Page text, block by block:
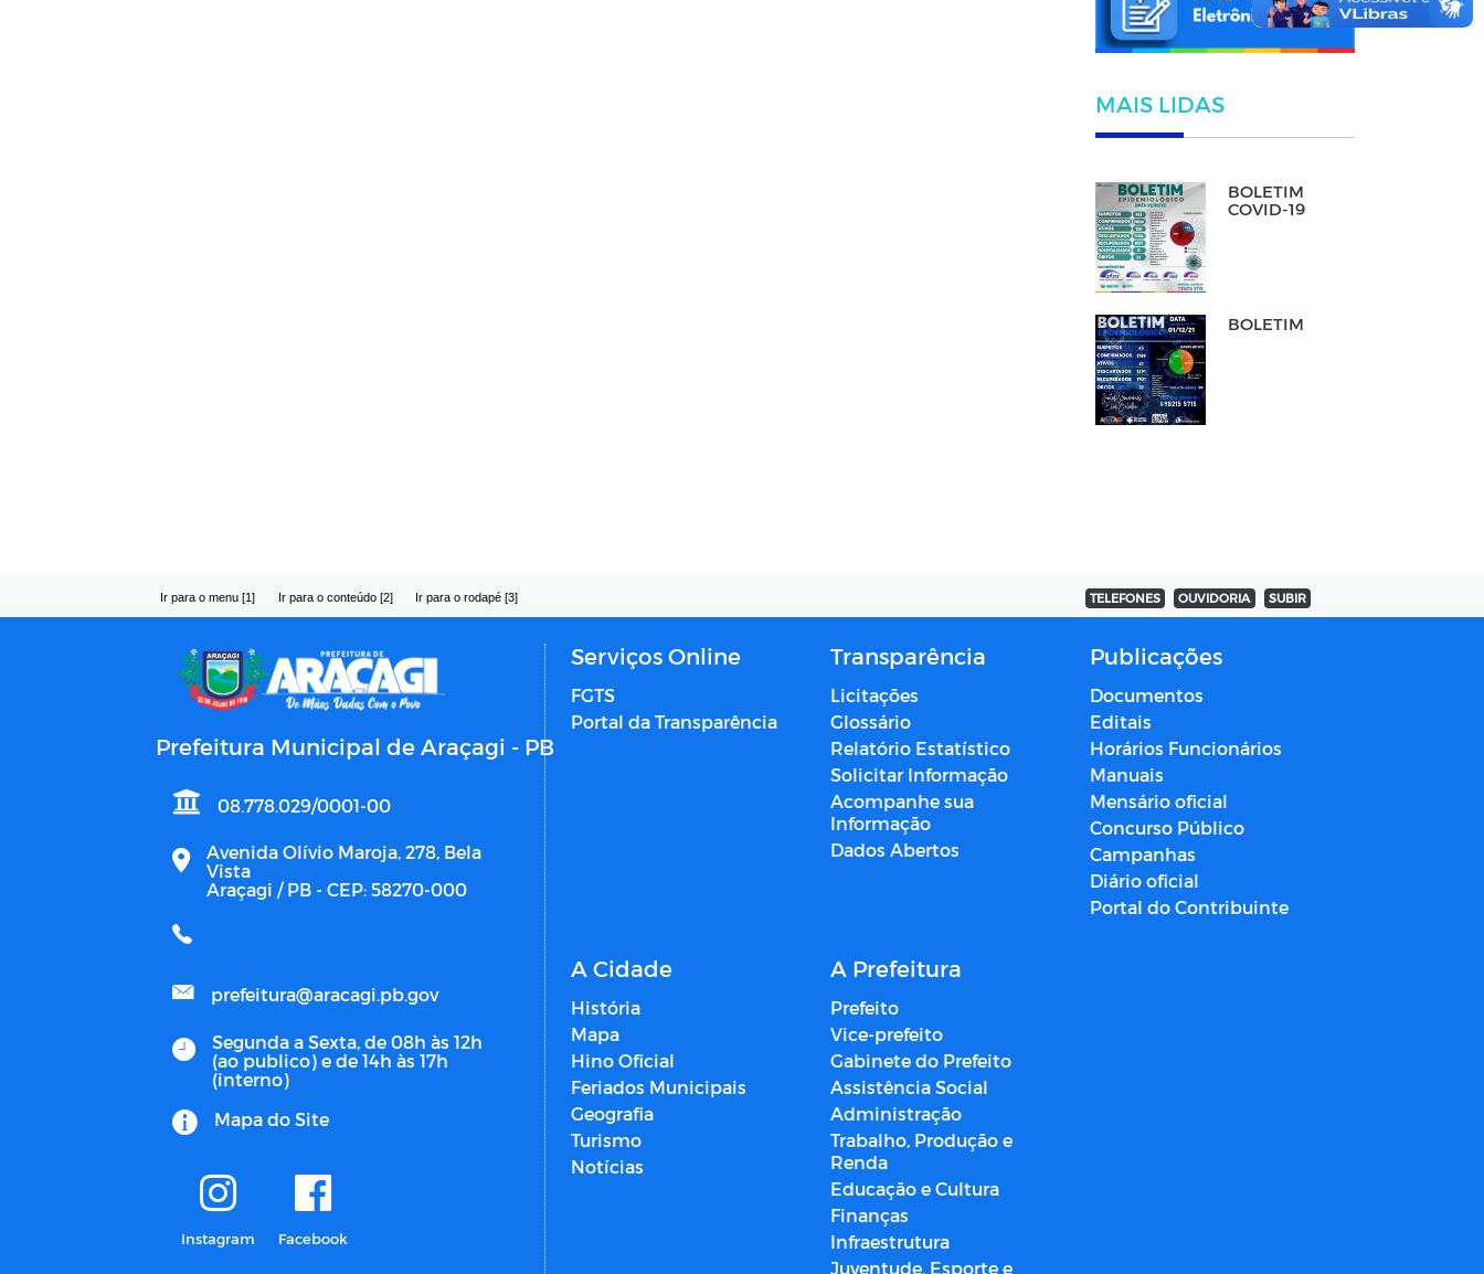
MAIS LIDAS
BOLETIM
COVID-19
BOLETIM
Ir para o menu [1] Ir para o conteúdo [2] Ir para o rodapé [3] TELEFONES OUVIDORIA SUBIR
Prefeitura Municipal de Araçagi - PB
08.778.029/0001-00
Avenida Olívio Maroja, 278, Bela
Vista
Araçagi / PB - CEP: 58270-000
prefeitura@aracagi.pb.gov
Segunda a Sexta, de 08h às 12h
(ao publico) e de 14h às 17h
(interno)
Mapa do Site
Instagram Facebook
Serviços Online
FGTS
Portal da Transparência
Transparência
Licitações
Glossário
Relatório Estatístico
Solicitar Informação
Acompanhe sua
Informação
Dados Abertos
Publicações
Documentos
Editais
Horários Funcionários
Manuais
Mensário oficial
Concurso Público
Campanhas
Diário oficial
Portal do Contribuinte
A Cidade
História
Mapa
Hino Oficial
Feriados Municipais
Geografia
Turismo
Notícias
A Prefeitura
Prefeito
Vice-prefeito
Gabinete do Prefeito
Assistência Social
Administração
Trabalho, Produção e
Renda
Educação e Cultura
Finanças
Infraestrutura
Juventude, Esporte e